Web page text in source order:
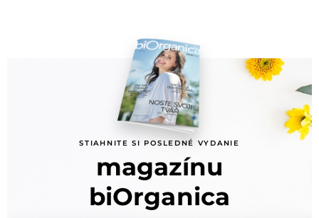
STIAHNITE SI POSLEDNÉ VYDANIE
magazínu
biOrganica